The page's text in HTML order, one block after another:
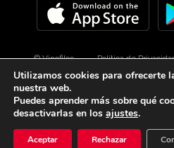
© Vinofilos Política de
Aviso Legal Diseño
facebookyoutube
Utilizamos cookies para ofrecerte
nuestra web.
Puedes aprender más sobre qué
desactivarlas en los ajustes.
Aceptar Rechazar